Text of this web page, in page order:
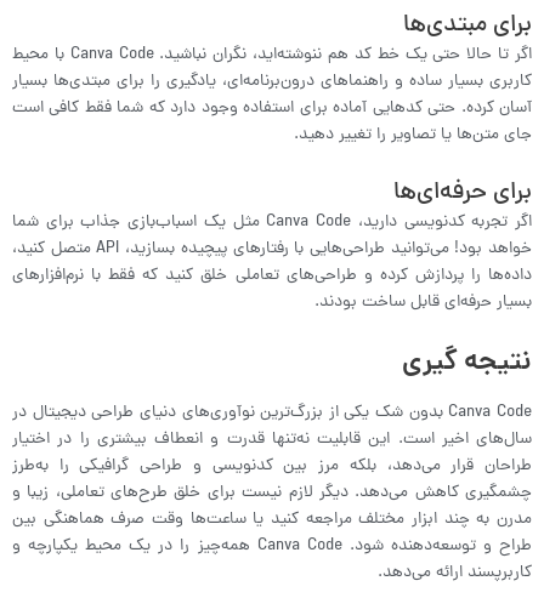
برای مبتدی‌ها
اگر تا حالا حتی یک خط کد هم ننوشته‌اید، نگران نباشید. Canva Code با محیط
کاربری بسیار ساده و راهنماهای درون‌برنامه‌ای، یادگیری را برای مبتدی‌ها بسیار
آسان کرده. حتی کدهایی آماده برای استفاده وجود دارد که شما فقط کافی است
جای متن‌ها یا تصاویر را تغییر دهید.
برای حرفه‌ای‌ها
اگر تجربه کدنویسی دارید، Canva Code مثل یک اسباب‌بازی جذاب برای شما
خواهد بود! می‌توانید طراحی‌هایی با رفتارهای پیچیده بسازید، API متصل کنید،
داده‌ها را پردازش کرده و طراحی‌های تعاملی خلق کنید که فقط با نرم‌افزارهای
بسیار حرفه‌ای قابل ساخت بودند.
نتیجه گیری
Canva Code بدون شک یکی از بزرگ‌ترین نوآوری‌های دنیای طراحی دیجیتال در
سال‌های اخیر است. این قابلیت نه‌تنها قدرت و انعطاف بیشتری را در اختیار
طراحان قرار می‌دهد، بلکه مرز بین کدنویسی و طراحی گرافیکی را به‌طرز
چشمگیری کاهش می‌دهد. دیگر لازم نیست برای خلق طرح‌های تعاملی، زیبا و
مدرن به چند ابزار مختلف مراجعه کنید یا ساعت‌ها وقت صرف هماهنگی بین
طراح و توسعه‌دهنده شود. Canva Code همه‌چیز را در یک محیط یکپارچه و
کاربرپسند ارائه می‌دهد.